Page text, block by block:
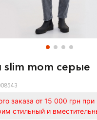
mom серые
заказа от 15 000 грн при
стильный и